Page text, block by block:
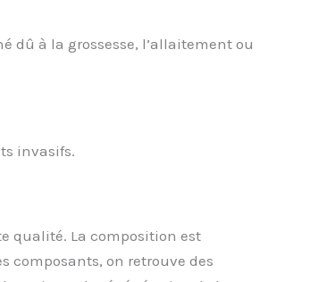
dû à la grossesse, l’allaitement ou
invasifs.
qualité. La composition est
composants, on retrouve des